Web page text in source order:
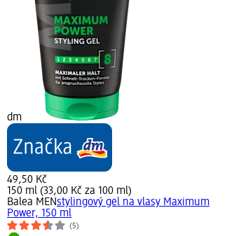
dm
49,50 Kč
150 ml (33,00 Kč za 100 ml)
Balea MENstylingový gel na vlasy Maximum
Power, 150 ml
(5)